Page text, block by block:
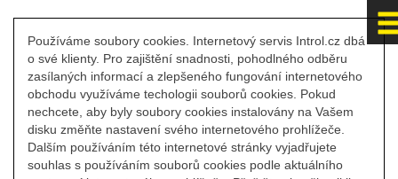
Používáme soubory cookies. Internetový servis Introl.cz dbá
o své klienty. Pro zajištění snadnosti, pohodlného odběru
zasílaných informací a zlepšeného fungování internetového
obchodu využíváme techologii souborů cookies. Pokud
nechcete, aby byly soubory cookies instalovány na Vašem
disku změňte nastavení svého internetového prohlížeče.
Dalším používáním této internetové stránky vyjadřujete
souhlas s používáním souborů cookies podle aktuálního